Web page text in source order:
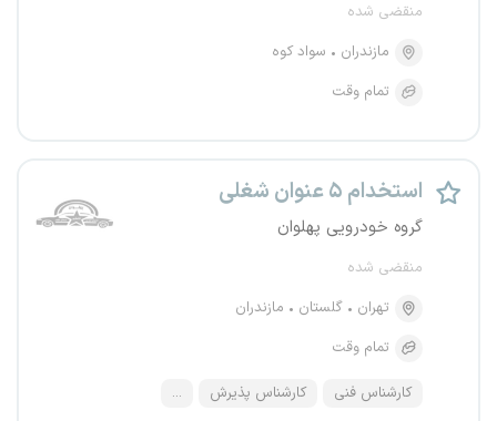
منقضی شده
مازندران
سواد کوه
تمام وقت
استخدام ۵ عنوان شغلی
گروه خودرویی پهلوان
منقضی شده
تهران
گلستان
مازندران
تمام وقت
کارشناس فنی کارشناس پذیرش ...